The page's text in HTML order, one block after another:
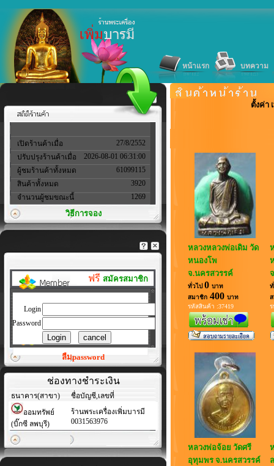
หน้าแรก บทความ
เปิดร้านค้าเมื่อ
27/8/2552
ปรับปรุงร้านค้าเมื่อ
2026-08-01 06:31:00
ผู้ชมร้านค้าทั้งหมด
61099115
สินค้าทั้งหมด
3920
จำนวนผู้ชมขณะนี้
1269
วิธีการจอง
ฟรี สมัครสมาชิก
Login
Password
ลืมpassword
ช่องทางชำระเงิน
ธนาคาร(สาขา)
ชื่อบัญชี,เลขที่
ออมทรัพย์
(บิ๊กซี ลพบุรี)
ร้านพระเครื่องเพิ่มบารมี
0031563976
ตั้งค่า
หลวงหลวงพ่อเดิม วัด
หนองโพ
จ.นครสวรรค์
ทั่วไป 0 บาท
สมาชิก 400 บาท
รหัสสินค้า :37419
หลวงพ่อจ้อย วัดศรี
อุทุมพร จ.นครสวรรค์